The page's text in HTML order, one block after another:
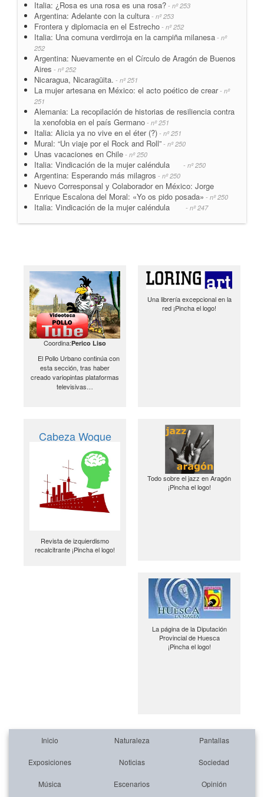
Italia: ¿Rosa es una rosa es una rosa? - nº 253
Argentina: Adelante con la cultura - nº 253
Frontera y diplomacia en el Estrecho - nº 252
Italia: Una comuna verdirroja en la campiña milanesa - nº
252
Argentina: Nuevamente en el Círculo de Aragón de Buenos
Aires - nº 252
Nicaragua, Nicaragüita. - nº 251
La mujer artesana en México: el acto poético de crear- nº
251
Alemania: La recopilación de historias de resiliencia contra
la xenofobia en el país Germano - nº 251
Italia: Alicia ya no vive en el éter (?) - nº 251
Mural: “Un viaje por el Rock and Roll” - nº 250
Unas vacaciones en Chile - nº 250
Italia: Vindicación de la mujer caléndula - nº 250
Argentina: Esperando más milagros - nº 250
Nuevo Corresponsal y Colaborador en México: Jorge
Enrique Escalona del Moral: «Yo os pido posada» - nº 250
Italia: Vindicación de la mujer caléndula - nº 247
Coordina:Perico Liso
El Pollo Urbano continúa con
esta sección, tras haber
creado variopintas plataformas
televisivas…
Una librería excepcional en la
red ¡Pincha el logo!
Cabeza Woque
Revista de izquierdismo
recalcitrante ¡Pincha el logo!
Todo sobre el jazz en Aragón
¡Pincha el logo!
La página de la Diputación
Provincial de Huesca
¡Pincha el logo!
Inicio Naturaleza Pantallas
Exposiciones Noticias Sociedad
Música Escenarios Opinión